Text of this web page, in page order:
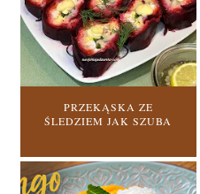
PRZEKĄSKA ZE
ŚLEDZIEM JAK SZUBA